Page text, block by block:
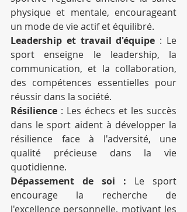
physique et mentale, encourageant
un mode de vie actif et équilibré.
Leadership et travail d'équipe : Le
sport enseigne le leadership, la
communication, et la collaboration,
des compétences essentielles pour
réussir dans la société.
Résilience : Les échecs et les succès
dans le sport aident à développer la
résilience face à l'adversité, une
qualité précieuse dans la vie
quotidienne.
Dépassement de soi : Le sport
encourage la recherche de
l'excellence personnelle, motivant les